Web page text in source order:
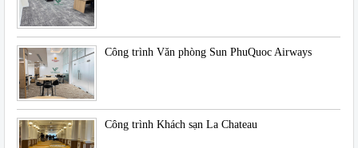
Công trình Văn phòng Sun PhuQuoc Airways
Công trình Khách sạn La Chateau